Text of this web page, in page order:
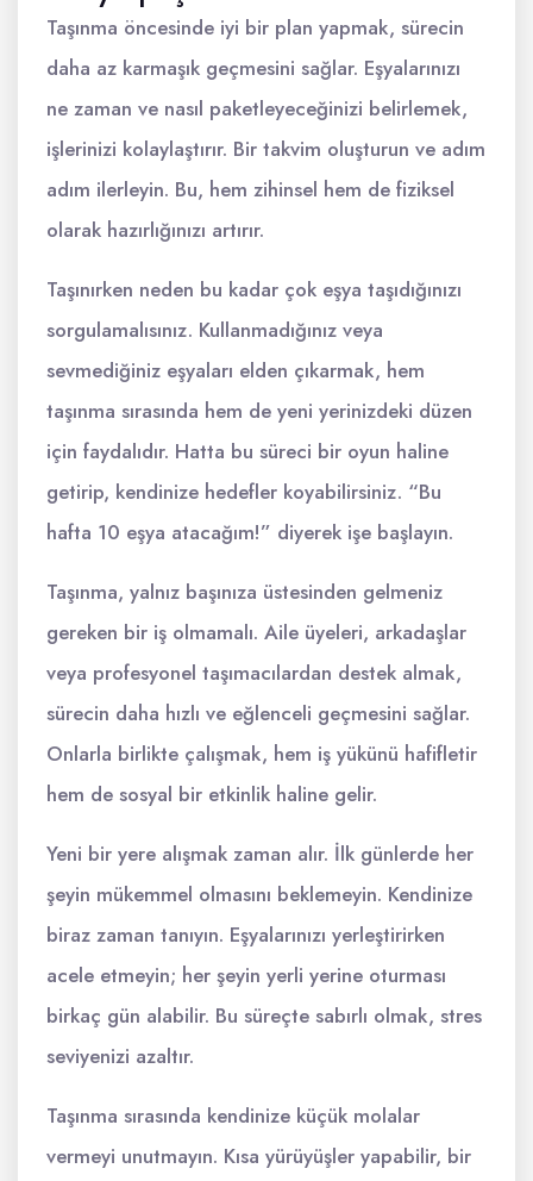
Taşınma öncesinde iyi bir plan yapmak, sürecin
daha az karmaşık geçmesini sağlar. Eşyalarınızı
ne zaman ve nasıl paketleyeceğinizi belirlemek,
işlerinizi kolaylaştırır. Bir takvim oluşturun ve adım
adım ilerleyin. Bu, hem zihinsel hem de fiziksel
olarak hazırlığınızı artırır.
Taşınırken neden bu kadar çok eşya taşıdığınızı
sorgulamalısınız. Kullanmadığınız veya
sevmediğiniz eşyaları elden çıkarmak, hem
taşınma sırasında hem de yeni yerinizdeki düzen
için faydalıdır. Hatta bu süreci bir oyun haline
getirip, kendinize hedefler koyabilirsiniz. “Bu
hafta 10 eşya atacağım!” diyerek işe başlayın.
Taşınma, yalnız başınıza üstesinden gelmeniz
gereken bir iş olmamalı. Aile üyeleri, arkadaşlar
veya profesyonel taşımacılardan destek almak,
sürecin daha hızlı ve eğlenceli geçmesini sağlar.
Onlarla birlikte çalışmak, hem iş yükünü hafifletir
hem de sosyal bir etkinlik haline gelir.
Yeni bir yere alışmak zaman alır. İlk günlerde her
şeyin mükemmel olmasını beklemeyin. Kendinize
biraz zaman tanıyın. Eşyalarınızı yerleştirirken
acele etmeyin; her şeyin yerli yerine oturması
birkaç gün alabilir. Bu süreçte sabırlı olmak, stres
seviyenizi azaltır.
Taşınma sırasında kendinize küçük molalar
vermeyi unutmayın. Kısa yürüyüşler yapabilir, bir